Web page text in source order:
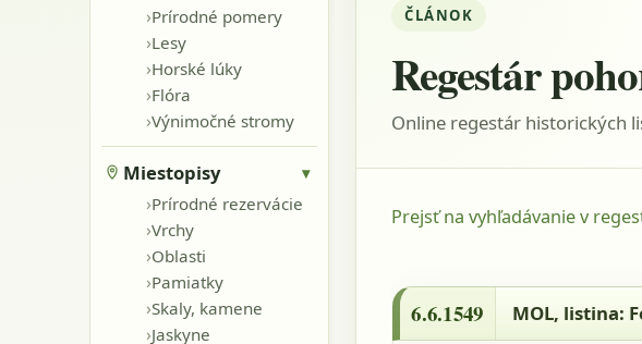
›Prírodné pomery
›Lesy
›Horské lúky
›Flóra
›Výnimočné stromy
Miestopisy ▾
›Prírodné rezervácie
›Vrchy
›Oblasti
›Pamiatky
›Skaly, kamene
›Jaskyne
ČLÁNOK
Regestár
Online regestár historických
Prejsť na vyhľadávanie v
6.6.1549 - MOL, listina:
6.6.1549 MOL, listina: